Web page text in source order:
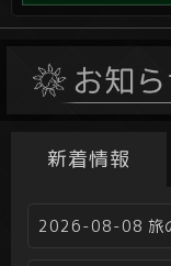
新着情報
2026-08-08 旅